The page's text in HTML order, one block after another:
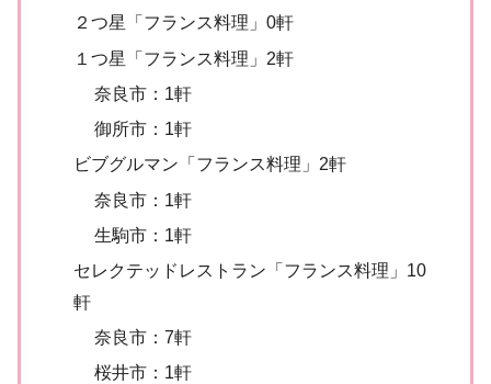
２つ星「フランス料理」0軒
１つ星「フランス料理」2軒
奈良市：1軒
御所市：1軒
ビブグルマン「フランス料理」2軒
奈良市：1軒
生駒市：1軒
セレクテッドレストラン「フランス料理」10
軒
奈良市：7軒
桜井市：1軒